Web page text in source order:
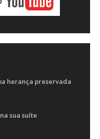
herança preservada
sua suíte